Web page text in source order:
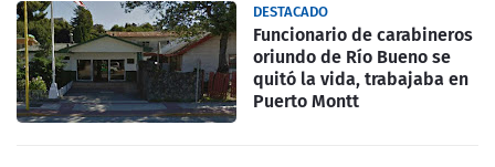
DESTACADO
Funcionario de carabineros
oriundo de Río Bueno se
quitó la vida, trabajaba en
Puerto Montt